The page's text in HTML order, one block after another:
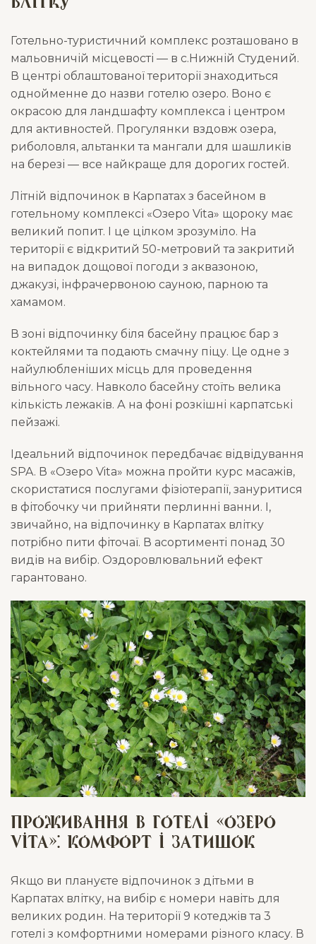
Готельно-туристичний комплекс розташовано в
мальовничій місцевості — в с.Нижній Студений.
В центрі облаштованої території знаходиться
однойменне до назви готелю озеро. Воно є
окрасою для ландшафту комплекса і центром
для активностей. Прогулянки вздовж озера,
риболовля, альтанки та мангали для шашликів
на березі — все найкраще для дорогих гостей.
Літній відпочинок в Карпатах з басейном в
готельному комплексі «Озеро Vita» щороку має
великий попит. І це цілком зрозуміло. На
території є відкритий 50-метровий та закритий
на випадок дощової погоди з аквазоною,
джакузі, інфрачервоною сауною, парною та
хамамом.
В зоні відпочинку біля басейну працює бар з
коктейлями та подають смачну піцу. Це одне з
найулюбленіших місць для проведення
вільного часу. Навколо басейну стоїть велика
кількість лежаків. А на фоні розкішні карпатські
пейзажі.
Ідеальний відпочинок передбачає відвідування
SPA. В «Озеро Vita» можна пройти курс масажів,
скористатися послугами фізіотерапії, зануритися
в фітобочку чи прийняти перлинні ванни. І,
звичайно, на відпочинку в Карпатах влітку
потрібно пити фіточаї. В асортименті понад 30
видів на вибір. Оздоровлювальний ефект
гарантовано.
Проживання в готелі «Озеро
Vita»: комфорт і затишок
Якщо ви плануєте відпочинок з дітьми в
Карпатах влітку, на вибір є номери навіть для
великих родин. На території 9 котеджів та 3
готелі з комфортними номерами різного класу. В